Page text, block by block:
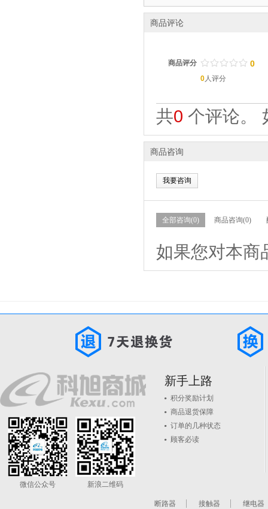
商品评论
商品评分 / / / / /
. . . . . 0
0人评分
共0 个评论。
商品咨询
我要咨询
全部咨询(0) 商品咨询(0)
如果您对本商
微信公众号 新浪二维码
新手上路
积分奖励计划
商品退货保障
订单的几种状态
顾客必读
断路器 接触器 继电器